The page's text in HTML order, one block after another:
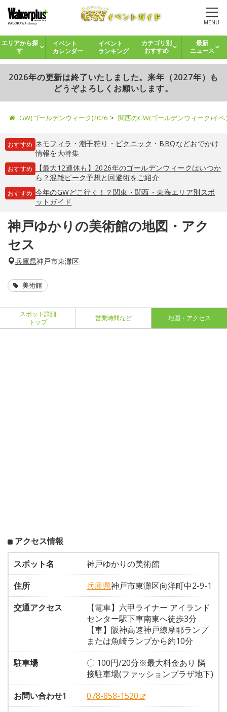
MENU
エリアから探
す
イベント
カレンダー
イベント
ランキング
カテゴリ別
おすすめ
最新
ニュース
2026年の更新は終了いたしました。来年（2027年）も
どうぞよろしくお願いします。
GW(ゴールデンウィーク)2026 関西のGW(ゴールデンウィーク)イ
おすすめ ネモフィラ ・ 潮干狩り ・ ピクニック ・ BBQなどおでかけ
情報を大特集
おすすめ
【最大12連休も】2026年のゴールデンウィークはいつか
ら？混雑ピーク予想と回避術をご紹介
おすすめ 今年のGWどこ行く！？関東・関西・東海エリア別スポ
ットガイド
神戸ゆかりの美術館の地図・アク
セス
兵庫県神戸市東灘区
美術館
スポット詳細
トップ
営業時間など 地図・アクセス
アクセス情報
スポット名
神戸ゆかりの美術館
住所
兵庫県神戸市東灘区向洋町中2-9-1
交通アクセス
【電車】六甲ライナー アイランド
センター駅下車南東へ徒歩3分
【車】阪神高速神戸線摩耶ランプ
または魚崎ランプから約10分
駐車場
〇 100円/20分※最大料金あり 隣
接駐車場(ファッションプラザ地下)
お問い合わせ1
078-858-1520